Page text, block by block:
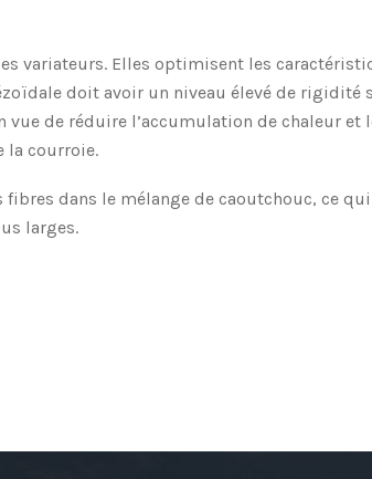
variateurs. Elles optimisent les
doit avoir un niveau élevé de rigidité
vue de réduire l’accumulation de chaleur
la courroie.
dans le mélange de caoutchouc, ce
larges.